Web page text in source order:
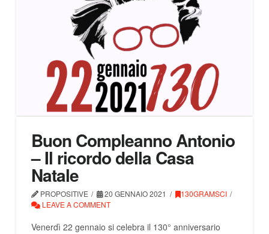
Buon Compleanno Antonio
– Il ricordo della Casa
Natale
PROPOSITIVE 20 GENNAIO 2021
130GRAMSCI
LEAVE A COMMENT
Venerdì 22 gennaio si celebra il 130° anniversario